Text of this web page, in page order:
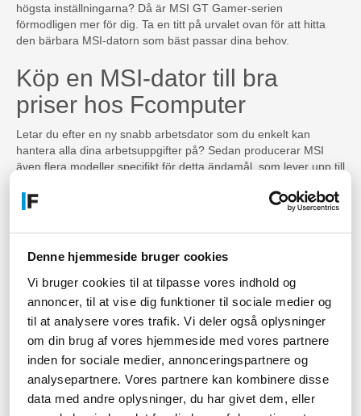
Denne hjemmeside bruger cookies
Vi bruger cookies til at tilpasse vores indhold og
annoncer, til at vise dig funktioner til sociale medier og
til at analysere vores trafik. Vi deler også oplysninger
om din brug af vores hjemmeside med vores partnere
inden for sociale medier, annonceringspartnere og
analysepartnere. Vores partnere kan kombinere disse
data med andre oplysninger, du har givet dem, eller
högsta inställningarna? Då är MSI GT Gamer-serien
förmodligen mer för dig. Ta en titt på urvalet ovan för att hitta
den bärbara MSI-datorn som bäst passar dina behov.
Köp en MSI-dator till bra
priser hos Fcomputer
Letar du efter en ny snabb arbetsdator som du enkelt kan
hantera alla dina arbetsuppgifter på? Sedan producerar MSI
även flera modeller specifikt för detta ändamål, som lever upp till
Fcomputer hittar du till exempel den effektiva MSI WS
Workstation, som klarar även de tyngsta uppgifterna. Med en
WS Workstation från MSI får du en bärbar dator i stilren och
Dessutom är den lätt att transportera, så att du kan sköta
arbetet var du än befinner dig. Oavsett vilken typ av uppgifter
din nya dator måste klara av så kan vi på Fcomputer säkert
hjälpa dig att hitta en MSI laptop som matchar. Dessutom, för att
säkerställa att våra kunder har de senaste och bästa MSI-
bärbara datorerna att välja mellan, håller vi oss alltid
uppdaterade med den senaste utvecklingen från det populära
varumärket.
Har du några frågor angående MSI